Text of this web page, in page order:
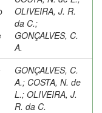
OLIVEIRA, J. R.
da C.;
GONÇALVES, C.
A.
GONÇALVES, C.
A.; COSTA, N. de
L.; OLIVEIRA, J.
R. da C.